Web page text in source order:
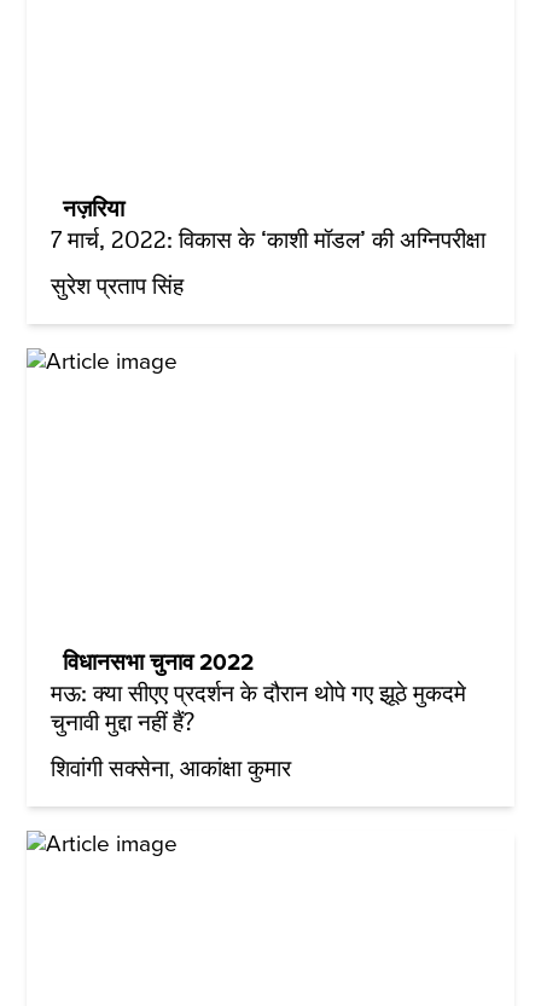
नज़रिया
7 मार्च, 2022: विकास के ‘काशी मॉडल’ की अग्निपरीक्षा
सुरेश प्रताप सिंह
विधानसभा चुनाव 2022
मऊ: क्या सीएए प्रदर्शन के दौरान थोपे गए झूठे मुकदमे
चुनावी मुद्दा नहीं हैं?
शिवांगी सक्सेना आकांक्षा कुमार